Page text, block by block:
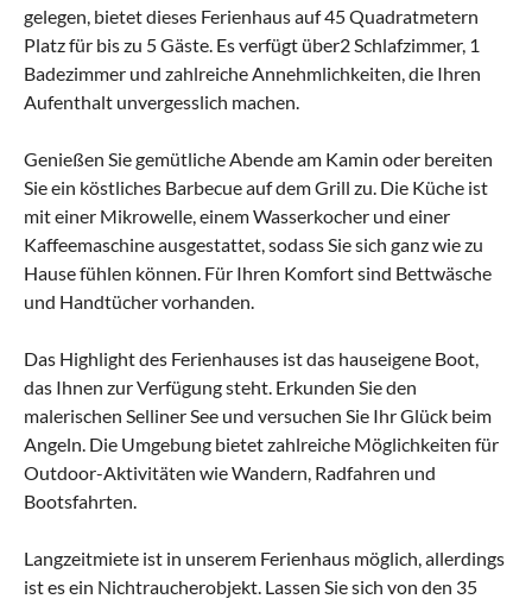
gelegen, bietet dieses Ferienhaus auf 45 Quadratmetern
Platz für bis zu 5 Gäste. Es verfügt über2 Schlafzimmer, 1
Badezimmer und zahlreiche Annehmlichkeiten, die Ihren
Aufenthalt unvergesslich machen.
Genießen Sie gemütliche Abende am Kamin oder bereiten
Sie ein köstliches Barbecue auf dem Grill zu. Die Küche ist
mit einer Mikrowelle, einem Wasserkocher und einer
Kaffeemaschine ausgestattet, sodass Sie sich ganz wie zu
Hause fühlen können. Für Ihren Komfort sind Bettwäsche
und Handtücher vorhanden.
Das Highlight des Ferienhauses ist das hauseigene Boot,
das Ihnen zur Verfügung steht. Erkunden Sie den
malerischen Selliner See und versuchen Sie Ihr Glück beim
Angeln. Die Umgebung bietet zahlreiche Möglichkeiten für
Outdoor-Aktivitäten wie Wandern, Radfahren und
Bootsfahrten.
Langzeitmiete ist in unserem Ferienhaus möglich, allerdings
ist es ein Nichtraucherobjekt. Lassen Sie sich von den 35